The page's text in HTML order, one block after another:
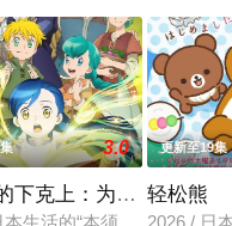
季
3.0
下克上：为了成为图书
更新至19集
轻松熊